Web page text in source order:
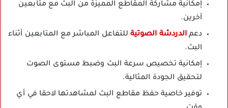
إمكانية مشاركة المقاطع المميزة من البث مع متابعين
آخرين.
دعم الدردشة الصوتية للتفاعل المباشر مع المتابعين أثناء
البث.
إمكانية تخصيص سرعة البث وضبط مستوى الصوت
لتحقيق الجودة المثالية.
توفير خاصية حفظ مقاطع البث لمشاهدتها لاحقا في أي